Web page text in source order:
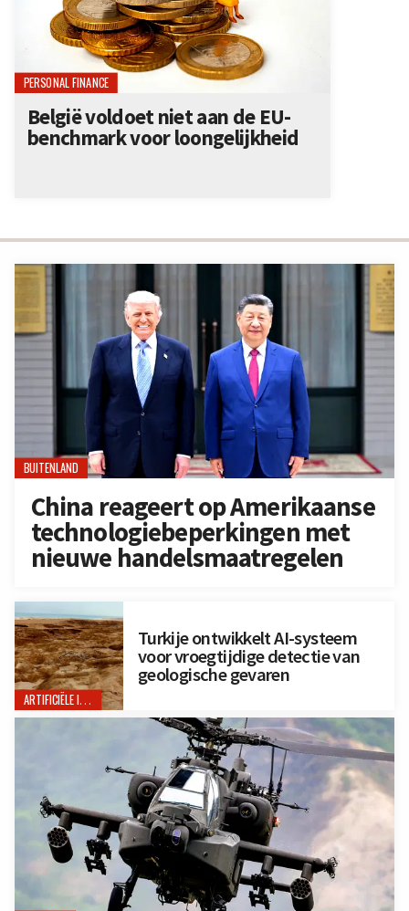
BUITENLAND
China reageert op Amerikaanse
technologiebeperkingen met
nieuwe handelsmaatregelen
ARTIFICIËLE INTELLIGENTIE
Turkije ontwikkelt AI-systeem
voor vroegtijdige detectie van
geologische gevaren
PERSONAL FINANCE
België voldoet niet aan de EU-
benchmark voor loongelijkheid